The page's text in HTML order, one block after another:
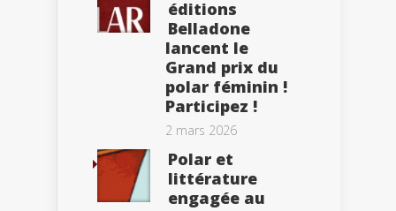
éditions
Belladone
lancent le
Grand prix du
polar féminin !
Participez !
2 mars 2026
Polar et
littérature
engagée au